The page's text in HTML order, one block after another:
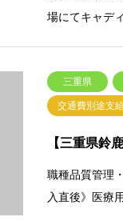
場にてキャデ
三重県
交通費別途支
【三重県鈴
職種品質管理
入直後》医療